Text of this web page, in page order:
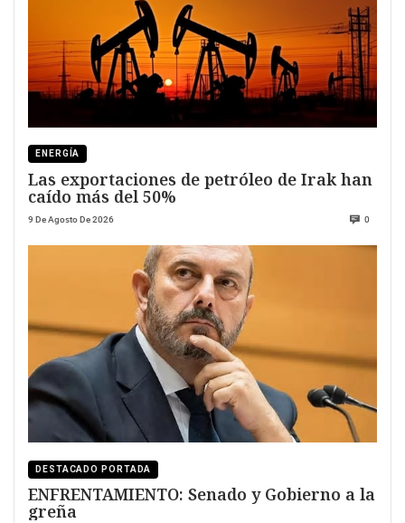
ENERGÍA
Las exportaciones de petróleo de Irak han
caído más del 50%
9 De Agosto De 2026 0
DESTACADO PORTADA
ENFRENTAMIENTO: Senado y Gobierno a la
greña